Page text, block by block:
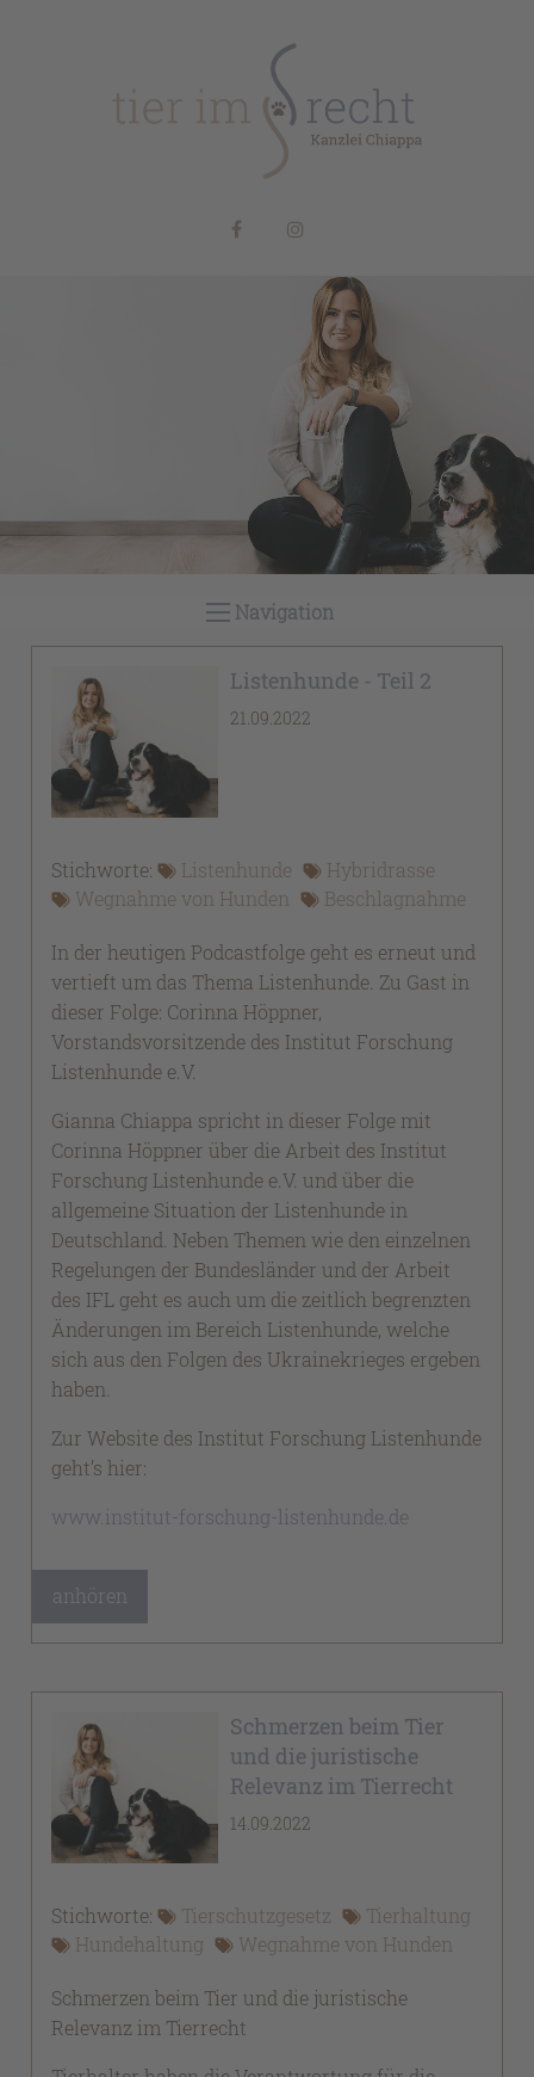
Navigation
Listenhunde - Teil 2
21.09.2022
Stichworte: Listenhunde
Hybridrasse
Wegnahme von Hunden
Beschlagnahme
In der heutigen Podcastfolge geht es erneut und
vertieft um das Thema Listenhunde. Zu Gast in
dieser Folge: Corinna Höppner,
Vorstandsvorsitzende des Institut Forschung
Listenhunde e.V.
Gianna Chiappa spricht in dieser Folge mit
Corinna Höppner über die Arbeit des Institut
Forschung Listenhunde e.V. und über die
allgemeine Situation der Listenhunde in
Deutschland. Neben Themen wie den einzelnen
Regelungen der Bundesländer und der Arbeit
des IFL geht es auch um die zeitlich begrenzten
Änderungen im Bereich Listenhunde, welche
sich aus den Folgen des Ukrainekrieges ergeben
haben.
Zur Website des Institut Forschung Listenhunde
geht’s hier:
www.institut-forschung-listenhunde.de
anhören
Schmerzen beim Tier
und die juristische
Relevanz im Tierrecht
14.09.2022
Stichworte: Tierschutzgesetz
Tierhaltung
Hundehaltung
Wegnahme von Hunden
Schmerzen beim Tier und die juristische
Relevanz im Tierrecht